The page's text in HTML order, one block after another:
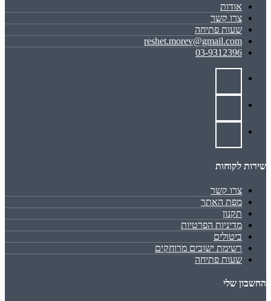
אודות
צרו קשר
שעות פתיחה
reshet.morev@gmail.com
03-9312396
שירות לקוחות
צרו קשר
מפת האתר
תקנון
מדיניות הפרטיות
ביטולים
רשימת ישובים מרוחקים
שעות פתיחה
החשבון שלי